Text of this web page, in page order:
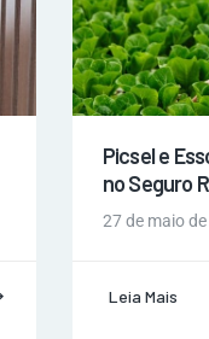
Picsel e
no Seguro
27 de maio
Leia Mais